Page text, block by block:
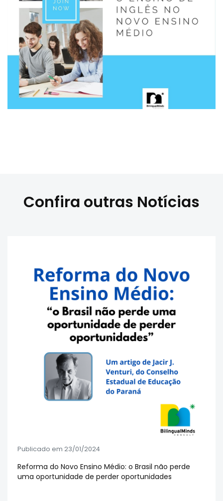
Confira outras Notícias
Publicado em 23/01/2024
Reforma do Novo Ensino Médio: o Brasil não perde
uma oportunidade de perder oportunidades